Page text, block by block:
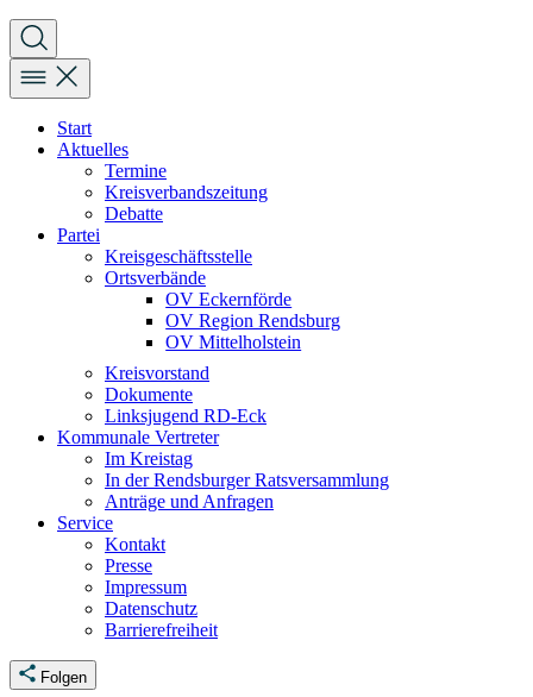
Start
Aktuelles
Termine
Kreisverbandszeitung
Debatte
Partei
Kreisgeschäftsstelle
Ortsverbände
OV Eckernförde
OV Region Rendsburg
OV Mittelholstein
Kreisvorstand
Dokumente
Linksjugend RD-Eck
Kommunale Vertreter
Im Kreistag
In der Rendsburger Ratsversammlung
Anträge und Anfragen
Service
Kontakt
Presse
Impressum
Datenschutz
Barrierefreiheit
Folgen